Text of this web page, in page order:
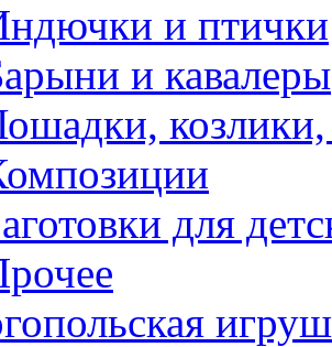
и птички
и кавалеры
для